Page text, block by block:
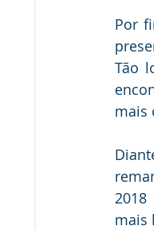
Por
Tão
mais
mais